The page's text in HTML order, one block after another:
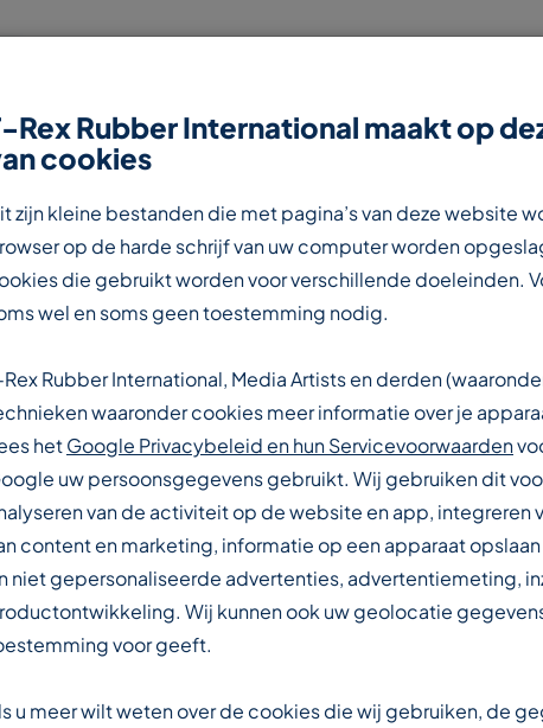
OVER T-REX
IN DE
Rex Rubber International maakt op
cookies
zijn kleine bestanden die met pagina’s van deze website
op de harde schrijf van uw computer worden
die gebruikt worden voor verschillende doeleinden.
wel en soms geen toestemming nodig.
Rex Rubber International, Media Artists en derden
waaronder cookies meer informatie over je
hetGoogle Privacybeleid en hun Servicevoorwaarden
uw persoonsgegevens gebruikt. Wij gebruiken dit
van de activiteit op de website en app, integreren
content en marketing, informatie op een apparaat
niet gepersonaliseerde advertenties, advertentiemeting,
Wij kunnen ook uw geolocatie
voor geeft.
u meer wilt weten over de cookies die wij gebruiken, de